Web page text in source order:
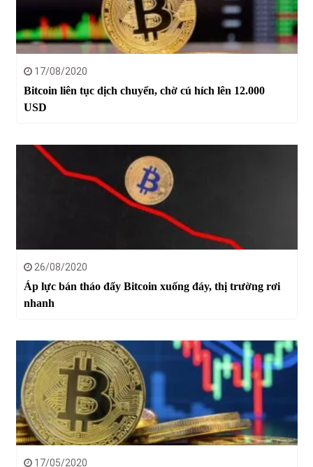
17/08/2020
Bitcoin liên tục dịch chuyển, chờ cú hích lên 12.000
USD
26/08/2020
Áp lực bán tháo đẩy Bitcoin xuống đáy, thị trường rơi
nhanh
17/05/2020